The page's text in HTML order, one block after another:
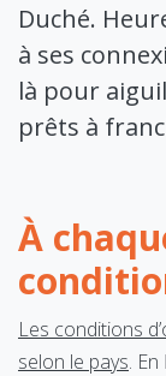
Duché.
à ses
là pour
prêts à
À
Les conditions
selon le pays. En